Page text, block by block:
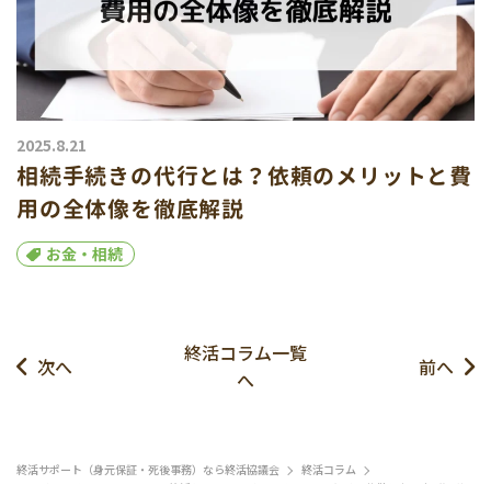
2025.8.21
相続手続きの代行とは？依頼のメリットと費
用の全体像を徹底解説
お金・相続
次へ
終活コラム一覧
へ
前へ
終活サポート（身元保証・死後事務）なら終活協議会
終活コラム